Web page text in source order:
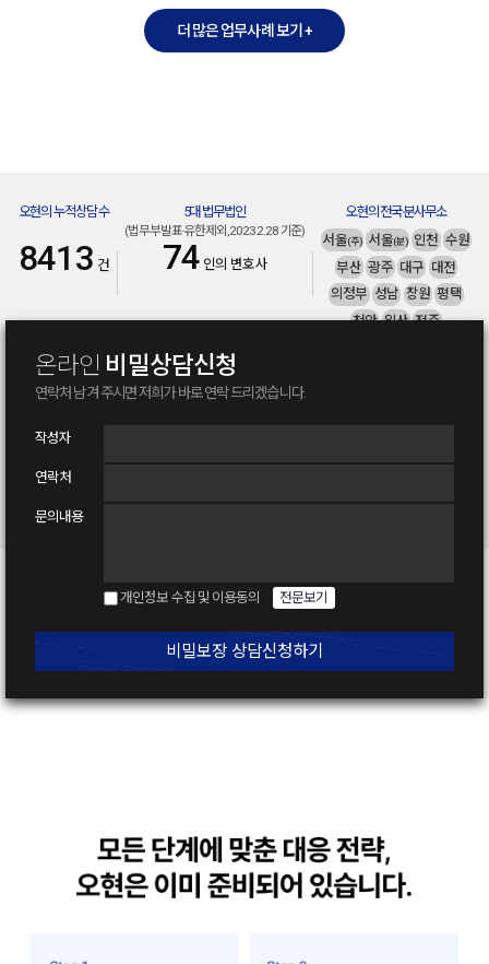
더 많은 업무사례 보기 +
오현의 누적상담수
8413 건
5대 법무법인
(법무부발표·유한제외, 2023.2.28 기준)
74 인의 변호사
오현의 전국분사무소
서울(주) 서울(분) 인천 수원
부산 광주 대구 대전
의정부 성남 창원 평택
천안 일산 전주
온라인 비밀상담신청
연락처 남겨 주시면저희가 바로 연락 드리겠습니다.
작성자
연락처
문의내용
개인정보 수집 및 이용동의 전문보기
비밀보장 상담신청하기